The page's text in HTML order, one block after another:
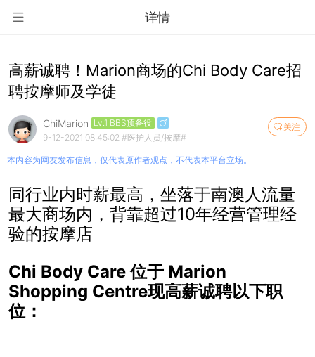
详情
高薪诚聘！Marion商场的Chi Body Care招
聘按摩师及学徒
关注
ChiMarion Lv.1 BBS预备役
9-12-2021 08:45:02 #医护人员/按摩#
本内容为网友发布信息，仅代表原作者观点，不代表本平台立场。
同行业内时薪最高，坐落于南澳人流量
最大商场内，背靠超过10年经营管理经
验的按摩店
Chi Body Care 位于 Marion
Shopping Centre现高薪诚聘以下职
位：